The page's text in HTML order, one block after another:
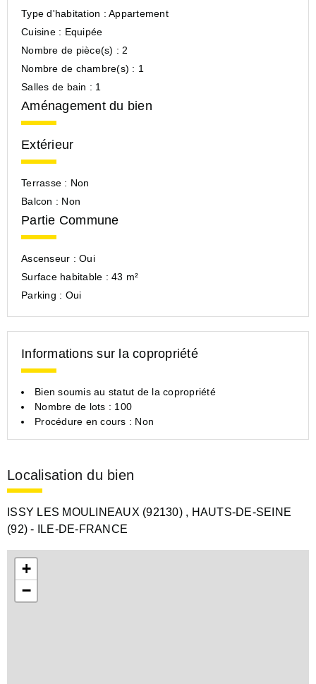
Type d'habitation : Appartement
Cuisine : Equipée
Nombre de pièce(s) : 2
Nombre de chambre(s) : 1
Salles de bain : 1
Aménagement du bien
Extérieur
Terrasse : Non
Balcon : Non
Partie Commune
Ascenseur : Oui
Surface habitable : 43 m²
Parking : Oui
Informations sur la copropriété
Bien soumis au statut de la copropriété
Nombre de lots : 100
Procédure en cours : Non
Localisation du bien
ISSY LES MOULINEAUX (92130) , HAUTS-DE-SEINE
(92) - ILE-DE-FRANCE
+
−